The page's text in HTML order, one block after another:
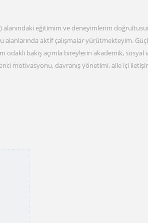
alanındaki eğitimim ve deneyimlerim
alanlarında aktif çalışmalar yürütmekteyim.
odaklı bakış açımla bireylerin akademik, sosyal
motivasyonu, davranış yönetimi, aile içi